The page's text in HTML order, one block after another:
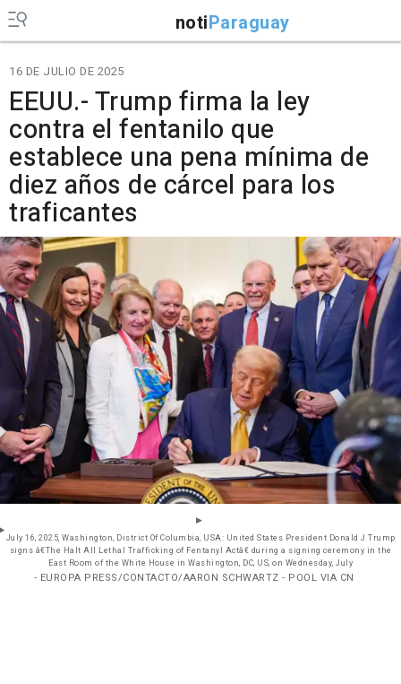
notiParaguay
16 DE JULIO DE 2025
EEUU.- Trump firma la ley
contra el fentanilo que
establece una pena mínima de
diez años de cárcel para los
traficantes
July 16, 2025, Washington, District Of Columbia, USA: United States President Donald J Trump
signs â€The Halt All Lethal Trafficking of Fentanyl Actâ€ during a signing ceremony in the
East Room of the White House in Washington, DC, US, on Wednesday, July
- EUROPA PRESS/CONTACTO/AARON SCHWARTZ - POOL VIA CN